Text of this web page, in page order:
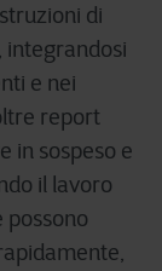
di
integrandosi
e nei
report
in sospeso e
il lavoro
possono